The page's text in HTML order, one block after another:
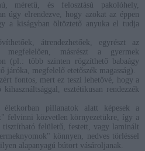
méretű, és felosztású pakolóhely,
úgy elrendezve, hogy azokat az éppen
a kiságyban öltöztető anyuka el tudja
átrendezhetőek, egyrészt az
megfelelően, másrészt a gyermek
(pl.: több szinten rögzíthető babaágy
járóka, megfelelő etetőszék magasság).
fontos, mert ez teszi lehetővé, hogy a
esztétikusan rendezzék
pillanatok alatt képesek a
felvinni közvetlen környezetükre, így a
felületű, festett, vagy laminált
könnyen, nedves törléssel
alapanyagú bútort vásároljanak.